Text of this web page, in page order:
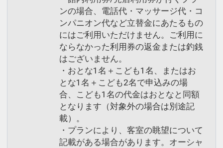
ンの場合、電話代・マッサージ代・コ
ンパニオン代など立替金にあたるもの
にはご利用いただけません。ご利用に
ならなかった利用券の返金または釣銭
はございません。
・おとな1名＋こども1名、またはお
とな1名＋こども2名で申込みの場
合、こども1名の代金はおとなと同額
となります（対象外の場合は別途記
載）。
・プランにより、客室の眺望について
記載がある場合があります。オーシャ